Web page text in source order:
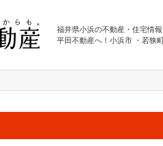
福井県小浜の不動産・住宅情
平田不動産へ！小浜市 ・若狭